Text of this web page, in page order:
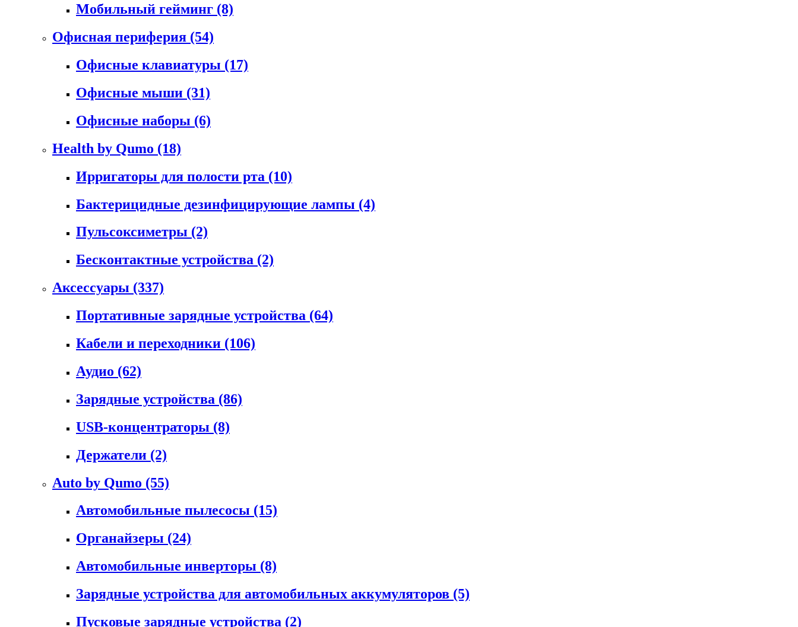
Мобильный гейминг (8)
Офисная периферия (54)
Офисные клавиатуры (17)
Офисные мыши (31)
Офисные наборы (6)
Health by Qumo (18)
Ирригаторы для полости рта (10)
Бактерицидные дезинфицирующие лампы (4)
Пульсоксиметры (2)
Бесконтактные устройства (2)
Аксессуары (337)
Портативные зарядные устройства (64)
Кабели и переходники (106)
Аудио (62)
Зарядные устройства (86)
USB-концентраторы (8)
Держатели (2)
Auto by Qumo (55)
Автомобильные пылесосы (15)
Органайзеры (24)
Автомобильные инверторы (8)
Зарядные устройства для автомобильных аккумуляторов (5)
Пусковые зарядные устройства (2)